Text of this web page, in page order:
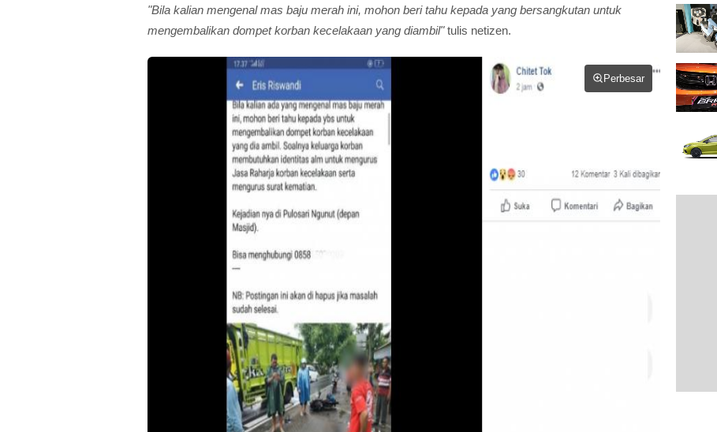
"Bila kalian mengenal mas baju merah ini, mohon beri tahu kepada yang bersangkutan untuk
mengembalikan dompet korban kecelakaan yang diambil"tulis netizen.
Perbesar